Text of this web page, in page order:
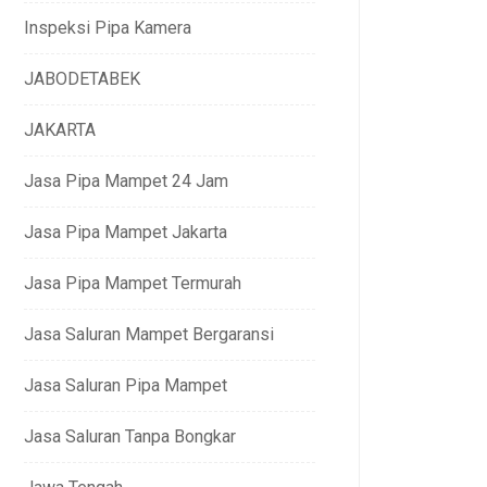
Inspeksi Pipa Kamera
JABODETABEK
JAKARTA
Jasa Pipa Mampet 24 Jam
Jasa Pipa Mampet Jakarta
Jasa Pipa Mampet Termurah
Jasa Saluran Mampet Bergaransi
Jasa Saluran Pipa Mampet
Jasa Saluran Tanpa Bongkar